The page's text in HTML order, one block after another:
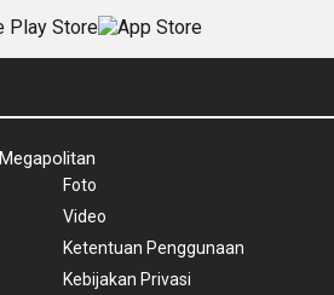
Foto
Video
Ketentuan Penggunaan
Kebijakan Privasi